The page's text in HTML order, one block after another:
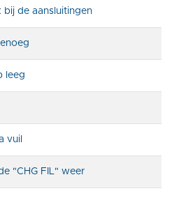
bij de aansluitingen
leeg
vuil
"CHG FIL" weer